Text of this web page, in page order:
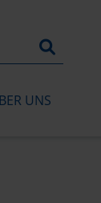
UNS